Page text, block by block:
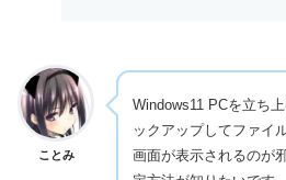
ことみ
Windows11 PCを立ち
ックアップしてファイ
画面が表示されるのが